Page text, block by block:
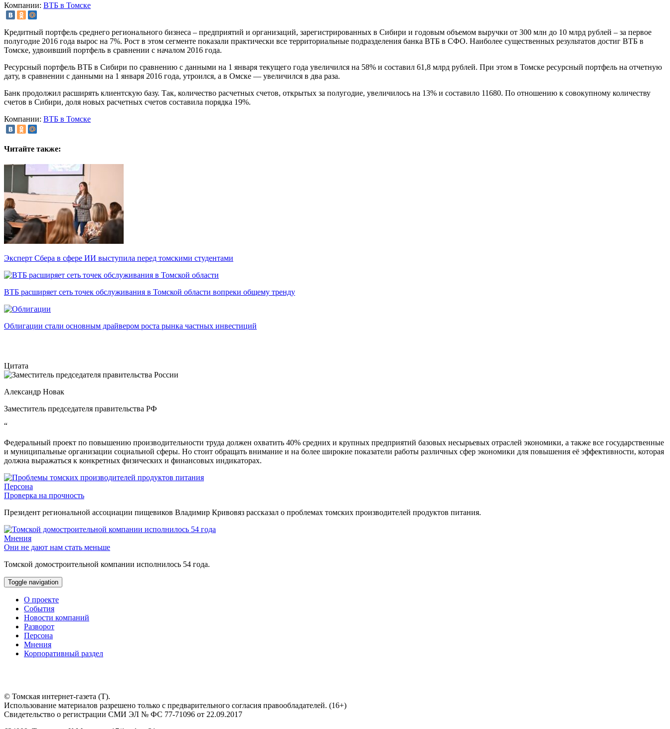
Компании: ВТБ в Томске
Кредитный портфель среднего регионального бизнеса – предприятий и организаций, зарегистрированных в Сибири и годовым объемом выручки от 300 млн до 10 млрд рублей – за первое
полугодие 2016 года вырос на 7%. Рост в этом сегменте показали практически все территориальные подразделения банка ВТБ в СФО. Наиболее существенных результатов достиг ВТБ в
Томске, удвоивший портфель в сравнении с началом 2016 года.
Ресурсный портфель ВТБ в Сибири по сравнению с данными на 1 января текущего года увеличился на 58% и составил 61,8 млрд рублей. При этом в Томске ресурсный портфель на отчетную
дату, в сравнении с данными на 1 января 2016 года, утроился, а в Омске — увеличился в два раза.
Банк продолжил расширять клиентскую базу. Так, количество расчетных счетов, открытых за полугодие, увеличилось на 13% и составило 11680. По отношению к совокупному количеству
счетов в Сибири, доля новых расчетных счетов составила порядка 19%.
Компании: ВТБ в Томске
Читайте также:
Эксперт Сбера в сфере ИИ выступила перед томскими студентами
ВТБ расширяет сеть точек обслуживания в Томской области вопреки общему тренду
Облигации стали основным драйвером роста рынка частных инвестиций
Цитата
Александр Новак
Заместитель председателя правительства РФ
“
Федеральный проект по повышению производительности труда должен охватить 40% средних и крупных предприятий базовых несырьевых отраслей экономики, а также все государственные
и муниципальные организации социальной сферы. Но стоит обращать внимание и на более широкие показатели работы различных сфер экономики для повышения её эффективности, которая
должна выражаться к конкретных физических и финансовых индикаторах.
Персона
Проверка на прочность
Президент региональной ассоциации пищевиков Владимир Кривовяз рассказал о проблемах томских производителей продуктов питания.
Мнения
Они не дают нам стать меньше
Томской домостроительной компании исполнилось 54 года.
Toggle navigation
О проекте
События
Новости компаний
Разворот
Персона
Мнения
Корпоративный раздел
© Томская интернет-газета (Т).
Использование материалов разрешено только с предварительного согласия правообладателей. (16+)
Свидетельство о регистрации СМИ ЭЛ № ФС 77-71096 от 22.09.2017